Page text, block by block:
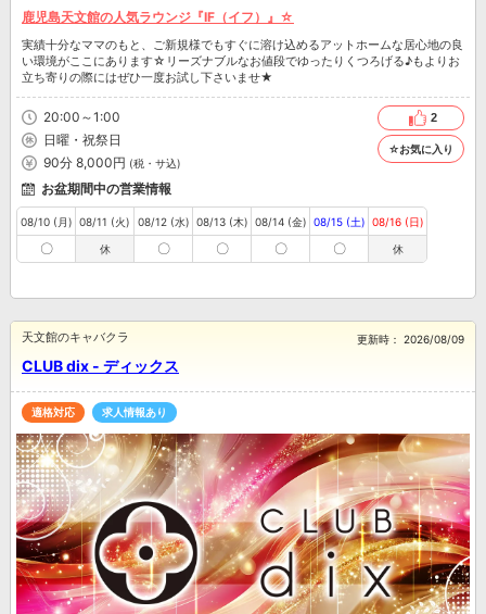
鹿児島天文館の人気ラウンジ『IF（イフ）』☆
実績十分なママのもと、ご新規様でもすぐに溶け込めるアットホームな居心地の良
い環境がここにあります☆リーズナブルなお値段でゆったりくつろげる♪もよりお
立ち寄りの際にはぜひ一度お試し下さいませ★
20:00～1:00
日曜・祝祭日
90分 8,000円 (税・サ込)
2
☆お気に入り
お盆期間中の営業情報
08/10 (月)
〇
08/11 (火)
休
08/12 (水)
〇
08/13 (木)
〇
08/14 (金)
〇
08/15 (土)
〇
08/16 (日)
休
CLUB dix - ディックス
天文館のキャバクラ 更新時： 2026/08/09
適格対応 求人情報あり